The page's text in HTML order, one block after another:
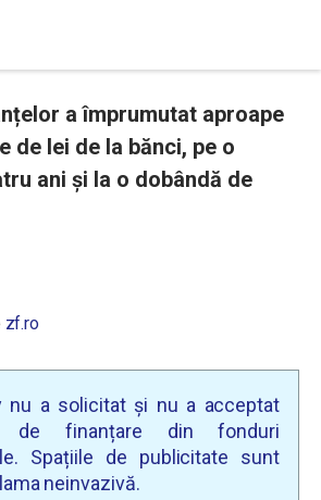
a împrumutat aproape
de lei de la bănci, pe o
ani și la o dobândă de
zf.ro
nu a solicitat și nu a acceptat
de finanțare din fonduri
Spațiile de publicitate sunt
neinvazivă.